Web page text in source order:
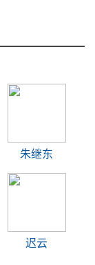
朱继东
迟云